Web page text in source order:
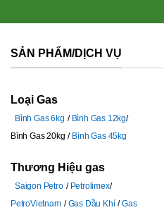
SẢN PHẨM/DỊCH VỤ
Loại Gas
Bình Gas 6kg
Bình Gas 12kg
Bình Gas 20kg
Bình Gas 45kg
Thương Hiệu gas
Saigon Petro
Petrolimex
PetroVietnam
Gas Dầu Khí
Gas